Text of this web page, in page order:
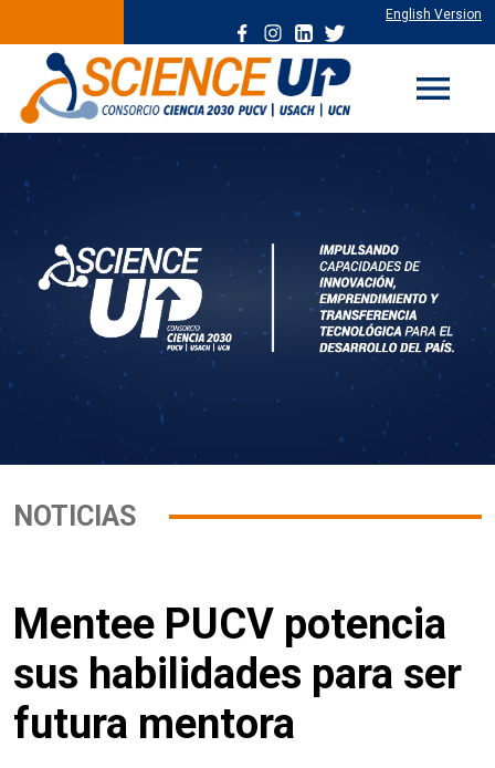
English Version
menu
NOTICIAS
Mentee PUCV potencia
sus habilidades para ser
futura mentora